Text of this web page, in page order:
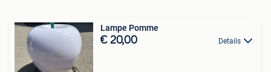
Lampe Pomme
€ 20,00 Details